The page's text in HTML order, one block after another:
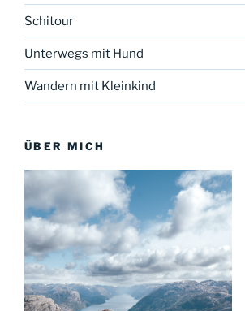
Schitour
Unterwegs mit Hund
Wandern mit Kleinkind
ÜBER MICH